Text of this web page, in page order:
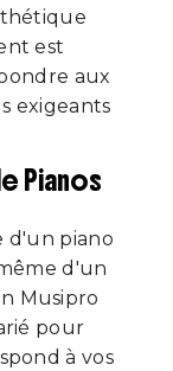
est
aux
exigeants
Pianos
d'un piano
d'un
Musipro
pour
à vos